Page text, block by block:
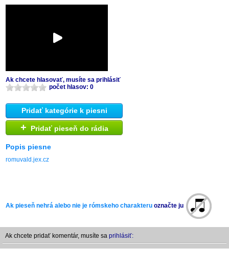
Ak chcete hlasovať, musíte sa prihlásiť
počet hlasov: 0
Pridať kategórie k piesni
+ Pridať pieseň do rádia
Popis piesne
romuvald.jex.cz
Ak pieseň nehrá alebo nie je rómskeho charakteru označte ju
Ak chcete pridať komentár, musíte sa prihlásiť: